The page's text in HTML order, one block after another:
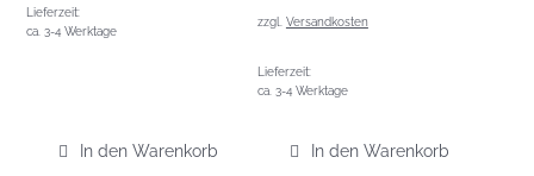
Lieferzeit:
ca. 3-4 Werktage
In den Warenkorb
zzgl. Versandkosten
Lieferzeit:
ca. 3-4 Werktage
In den Warenkorb